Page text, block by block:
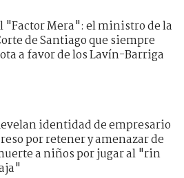
"Factor Mera": el ministro de la
de Santiago que siempre
a favor de los Lavín-Barriga
identidad de empresario
por retener y amenazar de
a niños por jugar al "rin